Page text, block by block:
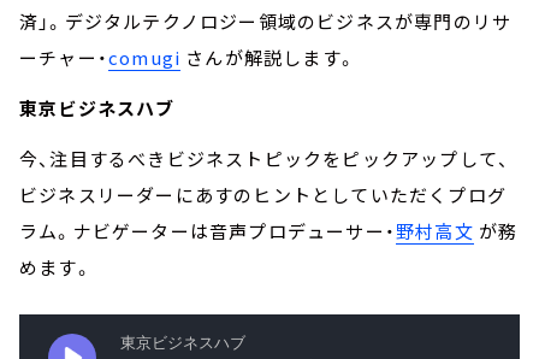
済」。デジタルテクノロジー領域のビジネスが専門のリサ
ーチャー・comugi さんが解説します。
東京ビジネスハブ
今、注目するべきビジネストピックをピックアップして、
ビジネスリーダーにあすのヒントとしていただくプログ
ラム。ナビゲーターは音声プロデューサー・野村高文 が務
めます。